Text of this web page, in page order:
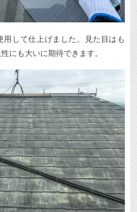
用して仕上げました。見た目はも
にも大いに期待できます。